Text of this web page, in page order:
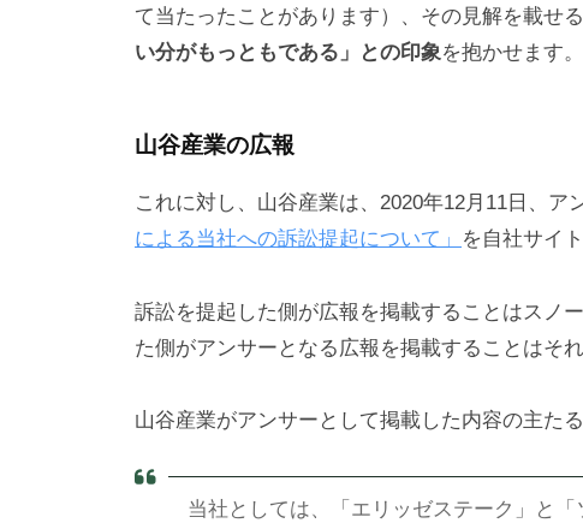
て当たったことがあります）、その見解を載せる
い分がもっともである」との印象を抱かせます。
山谷産業の広報
これに対し、山谷産業は、2020年12月11日、ア
による当社への訴訟提起について」
を自社サイ
訴訟を提起した側が広報を掲載することはスノ
た側がアンサーとなる広報を掲載することはそ
山谷産業がアンサーとして掲載した内容の主たる
当社としては、「エリッゼステーク」と